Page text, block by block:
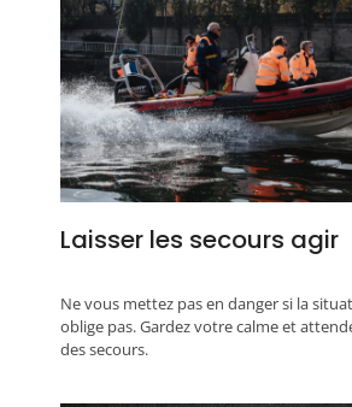
Laisser les secours agir
Ne vous mettez pas en danger si la
oblige pas. Gardez votre calme et
des secours.